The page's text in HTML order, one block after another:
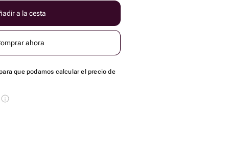
a la cesta
ahora
que podamos calcular el precio de